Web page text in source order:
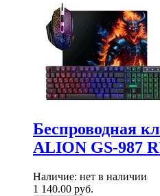
Беспроводная
ALION GS-987
Наличие: нет в наличии
1 140.00 руб.